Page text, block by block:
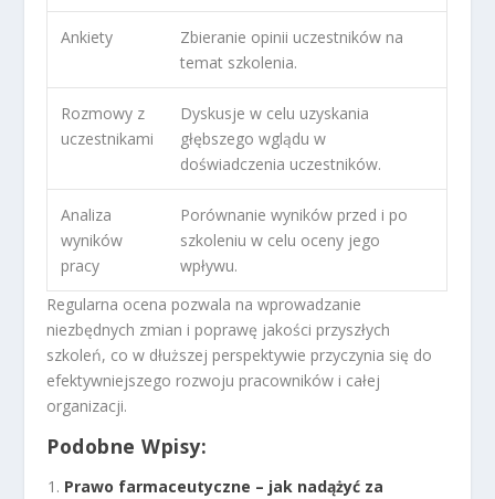
Ankiety
Zbieranie opinii uczestników na
temat szkolenia.
Rozmowy z
uczestnikami
Dyskusje w celu uzyskania
głębszego wglądu w
doświadczenia uczestników.
Analiza
wyników
pracy
Porównanie wyników przed i po
szkoleniu w celu oceny jego
wpływu.
Regularna ocena pozwala na wprowadzanie
niezbędnych zmian i poprawę jakości przyszłych
szkoleń, co w dłuższej perspektywie przyczynia się do
efektywniejszego rozwoju pracowników i całej
organizacji.
Podobne Wpisy:
Prawo farmaceutyczne – jak nadążyć za